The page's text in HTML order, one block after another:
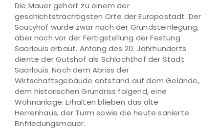
Die Mauer gehört zu einem der
geschichtsträchtigsten Orte der Europastadt. Der
Soutyhof wurde zwar nach der Grundsteinlegung,
aber noch vor der Fertigstellung der Festung
Saarlouis erbaut. Anfang des 20. Jahrhunderts
diente der Gutshof als Schlachthof der Stadt
Saarlouis. Nach dem Abriss der
Wirtschaftsgebäude entstand auf dem Gelände,
dem historischen Grundriss folgend, eine
Wohnanlage. Erhalten blieben das alte
Herrenhaus, der Turm sowie die heute sanierte
Einfriedungsmauer.